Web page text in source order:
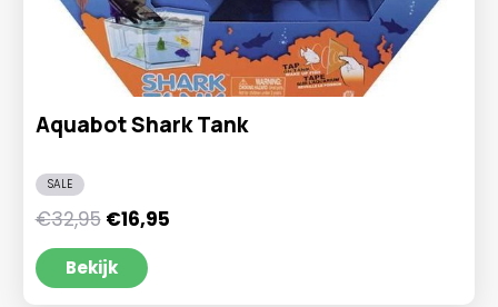
Aquabot Shark Tank
SALE
€32,95 Oorspronkelijke
prijs
was:
€32,95.
€16,95Huidige
Bekijk